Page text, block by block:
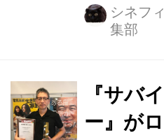
アトル新宿を
ら行ってい
ィション「
公募(18年2
トとして、
シネフ
集部
『サバ
ー』が